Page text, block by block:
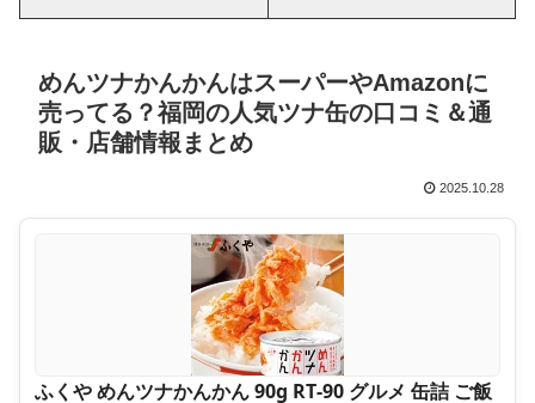
めんツナかんかんはスーパーやAmazonに
売ってる？福岡の人気ツナ缶の口コミ＆通
販・店舗情報まとめ
2025.10.28
ふくや めんツナかんかん 90g RT‐90 グルメ 缶詰 ご飯